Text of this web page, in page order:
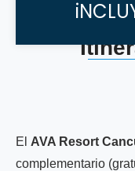
El AVA Resort
complementario